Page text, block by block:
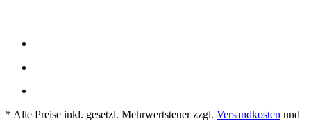
* Alle Preise inkl. gesetzl. Mehrwertsteuer zzgl. Versandkosten und